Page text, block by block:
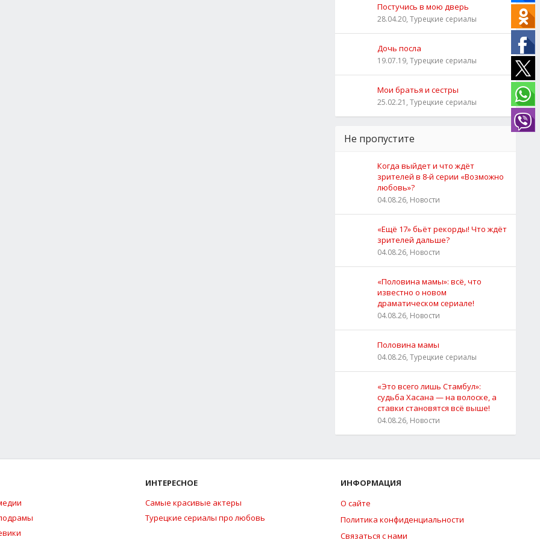
Постучись в мою дверь
28.04.20, Турецкие сериалы
Дочь посла
19.07.19, Турецкие сериалы
Мои братья и сестры
25.02.21, Турецкие сериалы
Не пропустите
Когда выйдет и что ждёт
зрителей в 8-й серии «Возможно
любовь»?
04.08.26, Новости
«Ещё 17» бьёт рекорды! Что ждёт
зрителей дальше?
04.08.26, Новости
«Половина мамы»: всё, что
известно о новом
драматическом сериале!
04.08.26, Новости
Половина мамы
04.08.26, Турецкие сериалы
«Это всего лишь Стамбул»:
судьба Хасана — на волоске, а
ставки становятся всё выше!
04.08.26, Новости
ИНТЕРЕСНОЕ
Самые красивые актеры
Турецкие сериалы про любовь
ИНФОРМАЦИЯ
О сайте
Политика конфиденциальности
Связаться с нами